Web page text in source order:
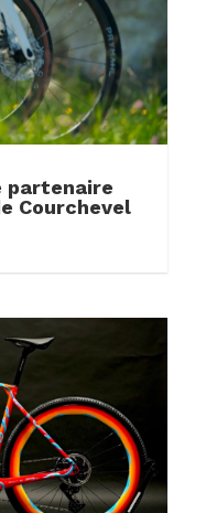
partenaire
Courchevel